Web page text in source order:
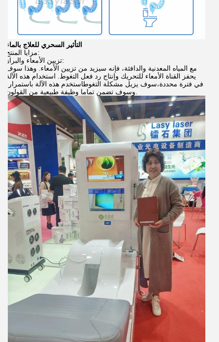
التأثير السحري للعلاج بالماء
مزايا المنتج:
تزيين الأمعاء والبراز:
مع المياه المعدنية والدافئة، فإنه سيزيد من تزيين الأمعاء. وهذا سوف
يحفز القناة الأمعاء للتحريك وإنتاج رد فعل التغوط. استخدام هذه الآلة
في فترة محددة،سوف يزيل مشكلة التغوطاستخدم هذه الآلة باستمرار،
وسوف تضمن تماما وظيفة طبيعية من القولون.